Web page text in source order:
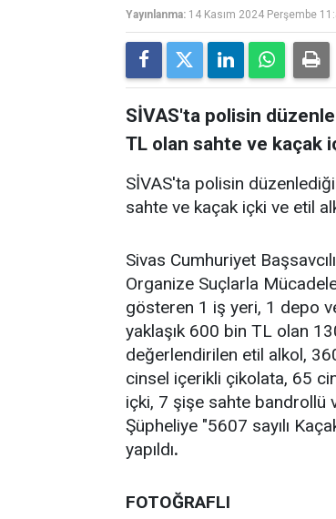
Yayınlanma: 14 Kasım 2024 Perşembe
SİVAS'ta polisin
TL olan sahte ve kaçak
SİVAS'ta polisin
sahte ve kaçak içki ve etil
Sivas Cumhuriyet
Organize Suçlarla
gösteren 1 iş yeri, 1 depo
yaklaşık 600 bin TL olan
değerlendirilen etil alkol,
cinsel içerikli çikolata, 65
içki, 7 şişe sahte bandrollü
Şüpheliye "5607 sayılı
yapıldı.
FOTOĞRAFLI